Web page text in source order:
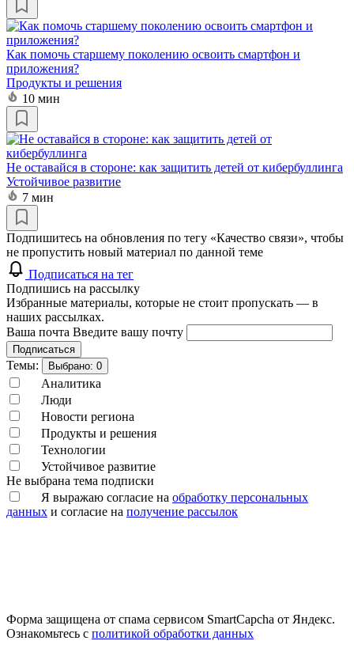
Как помочь старшему поколению освоить смартфон и
приложения?
Продукты и решения
10 мин
Не оставайся в стороне: как защитить детей от кибербуллинга
Устойчивое развитие
7 мин
Подпишитесь на обновления по тегу «Качество связи», чтобы
не пропустить новый материал по данной теме
Подписаться на тег
Подпишись на рассылку
Избранные материалы, которые не стоит пропускать — в
наших рассылках.
Ваша почта Введите вашу почту
Подписаться
Темы: Выбрано: 0
Аналитика
Люди
Новости региона
Продукты и решения
Технологии
Устойчивое развитие
Не выбрана тема подписки
Я выражаю согласие на обработку персональных
данных и согласие на получение рассылок
Форма защищена от спама сервисом SmartCapcha от Яндекс.
Ознакомьтесь с политикой обработки данных